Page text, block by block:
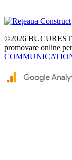
©2026
promovare online